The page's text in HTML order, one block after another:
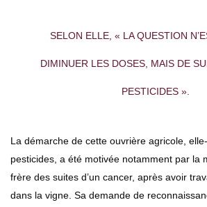
SELON ELLE, « LA QUESTION
DIMINUER LES DOSES, MAIS DE
PESTICIDES ».
La démarche de cette ouvrière agricole,
pesticides, a été motivée notamment par la
frère des suites d’un cancer, après avoir
dans la vigne. Sa demande de